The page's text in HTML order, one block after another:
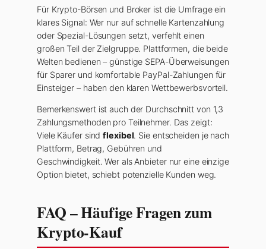
Für Krypto-Börsen und Broker ist die Umfrage ein
klares Signal: Wer nur auf schnelle Kartenzahlung
oder Spezial-Lösungen setzt, verfehlt einen
großen Teil der Zielgruppe. Plattformen, die beide
Welten bedienen – günstige SEPA-Überweisungen
für Sparer und komfortable PayPal-Zahlungen für
Einsteiger – haben den klaren Wettbewerbsvorteil.
Bemerkenswert ist auch der Durchschnitt von 1,3
Zahlungsmethoden pro Teilnehmer. Das zeigt:
Viele Käufer sindflexibel. Sie entscheiden je nach
Plattform, Betrag, Gebühren und
Geschwindigkeit. Wer als Anbieter nur eine einzige
Option bietet, schiebt potenzielle Kunden weg.
FAQ – Häufige Fragen zum
Krypto-Kauf